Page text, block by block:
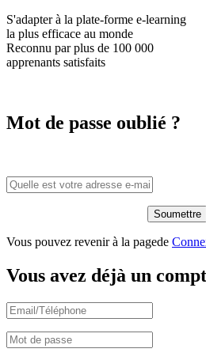
S'adapter à la plate-forme e-learning
la plus efficace au monde
Reconnu par plus de 100 000
apprenants satisfaits
Mot de passe oublié ?
Vous pouvez revenir à la pagede
Vous avez déjà un